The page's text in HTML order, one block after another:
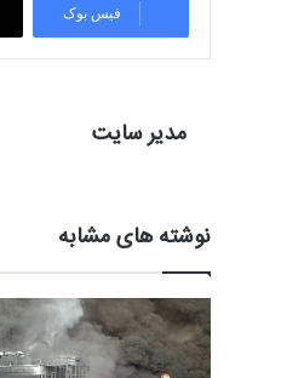
فیس بوک
مدیر سایت
نوشته های مشابه